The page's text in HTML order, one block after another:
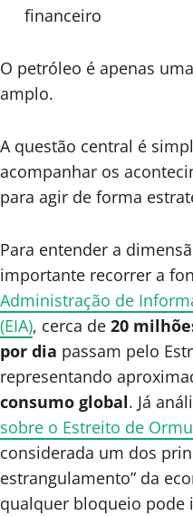
financeiro
O petróleo é apenas
amplo.
A questão central é
acompanhar os
para agir de forma
Para entender a
importante recorrer a
Administração de
(EIA), cerca de 20
por dia passam pelo
representando
consumo global. Já
sobre o Estreito de
considerada um dos
estrangulamento” da
qualquer bloqueio